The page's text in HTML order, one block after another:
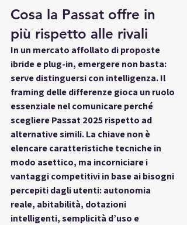
Cosa la Passat offre in
più rispetto alle rivali
In un mercato affollato di proposte
ibride e plug-in, emergere non basta:
serve distinguersi con intelligenza. Il
framing delle differenze gioca un ruolo
essenziale nel comunicare perché
scegliere Passat 2025 rispetto ad
alternative simili. La chiave non è
elencare caratteristiche tecniche in
modo asettico, ma incorniciare i
vantaggi competitivi in base ai bisogni
percepiti dagli utenti: autonomia
reale, abitabilità, dotazioni
intelligenti, semplicità d’uso e